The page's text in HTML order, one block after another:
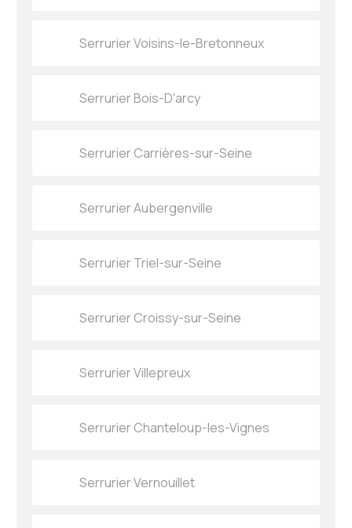
Serrurier Voisins-le-Bretonneux
Serrurier Bois-D'arcy
Serrurier Carrières-sur-Seine
Serrurier Aubergenville
Serrurier Triel-sur-Seine
Serrurier Croissy-sur-Seine
Serrurier Villepreux
Serrurier Chanteloup-les-Vignes
Serrurier Vernouillet